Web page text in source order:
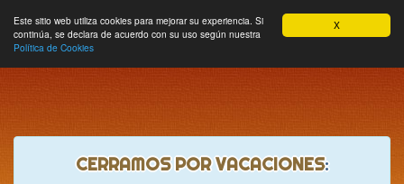
X
Este sitio web utiliza cookies para mejorar su experiencia. Si
continúa, se declara de acuerdo con su uso según nuestra
Política de Cookies
Hobbycrash Mi cuenta
CERRAMOS POR VACACIONES: